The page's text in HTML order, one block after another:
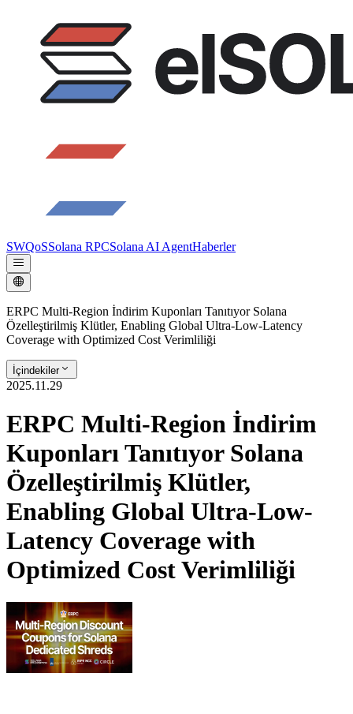
SWQoSSolana RPCSolana AI AgentHaberler
ERPC Multi-Region İndirim Kuponları Tanıtıyor Solana
Özelleştirilmiş Klütler, Enabling Global Ultra-Low-Latency
Coverage with Optimized Cost Verimliliği
İçindekiler
2025.11.29
ERPC Multi-Region İndirim
Kuponları Tanıtıyor Solana
Özelleştirilmiş Klütler,
Enabling Global Ultra-Low-
Latency Coverage with
Optimized Cost Verimliliği